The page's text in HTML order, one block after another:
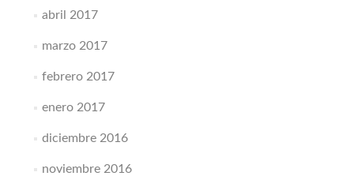
abril 2017
marzo 2017
febrero 2017
enero 2017
diciembre 2016
noviembre 2016